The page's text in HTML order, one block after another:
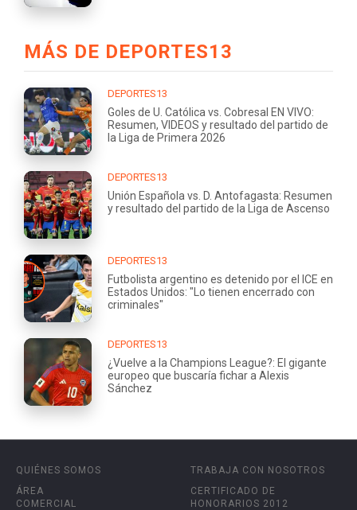
MÁS DE DEPORTES13
DEPORTES13
Goles de U. Católica vs. Cobresal EN VIVO:
Resumen, VIDEOS y resultado del partido de
la Liga de Primera 2026
DEPORTES13
Unión Española vs. D. Antofagasta: Resumen
y resultado del partido de la Liga de Ascenso
DEPORTES13
Futbolista argentino es detenido por el ICE en
Estados Unidos: "Lo tienen encerrado con
criminales"
DEPORTES13
¿Vuelve a la Champions League?: El gigante
europeo que buscaría fichar a Alexis
Sánchez
QUIÉNES SOMOS
ÁREA
COMERCIAL
TRABAJA CON NOSOTROS
CERTIFICADO DE
HONORARIOS 2012